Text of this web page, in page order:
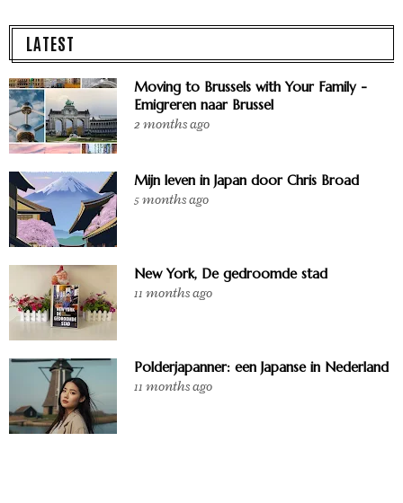
LATEST
Moving to Brussels with Your Family -
Emigreren naar Brussel
2 months ago
Mijn leven in Japan door Chris Broad
5 months ago
New York, De gedroomde stad
11 months ago
Polderjapanner: een Japanse in Nederland
11 months ago